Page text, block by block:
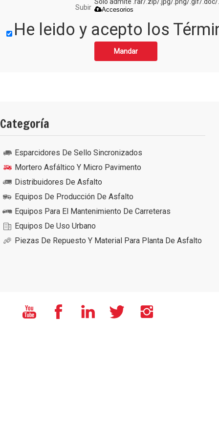
Subir Accesorios
He leido y acepto los
Mandar
Categoría
Esparcidores De Sello Sincronizados
Mortero Asfáltico Y Micro Pavimento
Distribuidores De Asfalto
Equipos De Producción De Asfalto
Equipos Para El Mantenimiento De Carreteras
Equipos De Uso Urbano
Piezas De Repuesto Y Material Para Planta De Asfalto